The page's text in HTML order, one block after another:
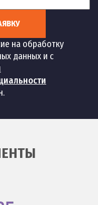
на обработку
данных и с